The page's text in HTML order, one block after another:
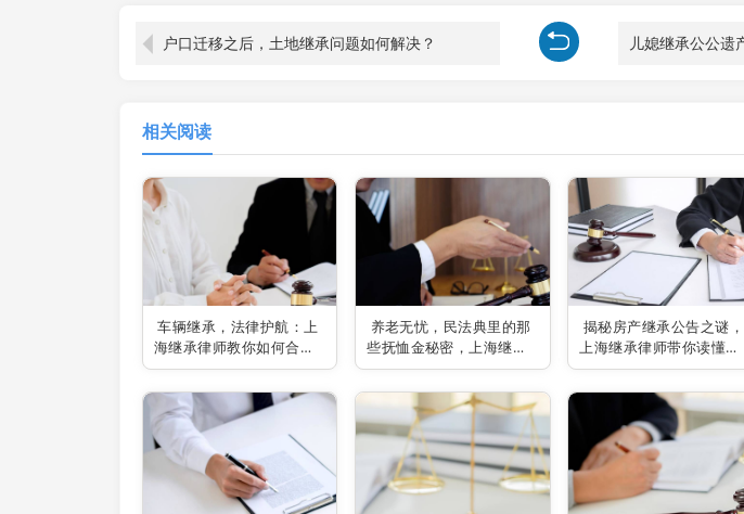
户口迁移之后，土地继承问题如何解决？
相关阅读
车辆继承，法律护航：上
海继承律师教你如何合法
转手
养老无忧，民法典里的那
些抚恤金秘密，上海继承
律师为你揭秘！
揭秘房产继承公告之谜，
上海继承律师带你读懂法
律奥秘